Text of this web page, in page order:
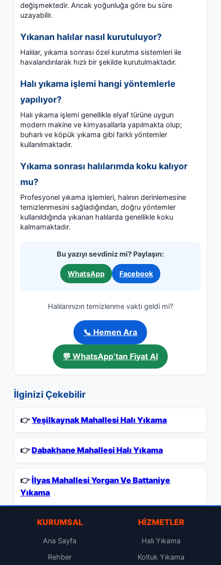
değişmektedir. Ancak yoğunluğa göre bu süre
uzayabilir.
Yıkanan halılar nasıl kurutuluyor?
Halılar, yıkama sonrası özel kurutma sistemleri ile
havalandırılarak hızlı bir şekilde kurutulmaktadır.
Halı yıkama işlemi hangi yöntemlerle
yapılıyor?
Halı yıkama işlemi genellikle elyaf türüne uygun
modern makine ve kimyasallarla yapılmakta olup;
buharlı ve köpük yıkama gibi farklı yöntemler
kullanılmaktadır.
Yıkama sonrası halılarımda koku kalıyor
mu?
Profesyonel yıkama işlemleri, halının derinlemesine
temizlenmesini sağladığından, doğru yöntemler
kullanıldığında yıkanan halılarda genellikle koku
kalmamaktadır.
Bu yazıyı sevdiniz mi? Paylaşın:
WhatsApp Facebook
Halılarınızın temizlenme vakti geldi mi?
📞 Hemen Ara
💬 WhatsApp’tan Fiyat Al
İlginizi Çekebilir
👉Yeşilkaynak Mahallesi Halı Yıkama
👉Dabakhane Mahallesi Halı Yıkama
👉İlyas Mahallesi Yorgan Ve Battaniye
Yıkama
KURUMSAL
Ana Sayfa
Rehber
HIZMETLER
Halı Yıkama
Koltuk Yıkama